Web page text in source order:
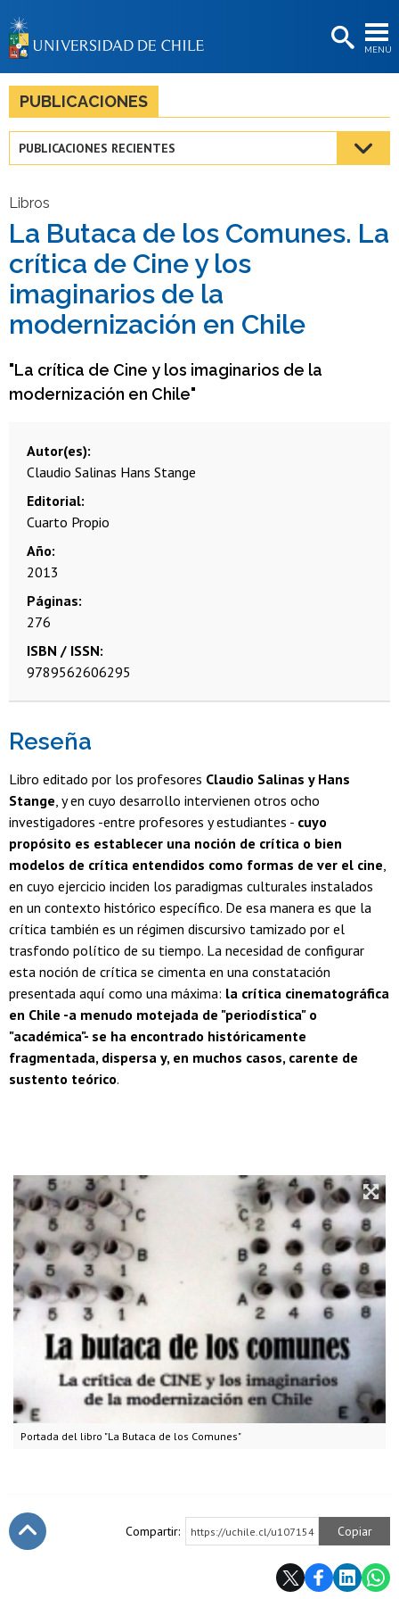
MENÚ
BIBLIOTECAS
LA UNIVERSIDAD
Estudiantes
Funcionarias/os
Egresadas/os
PUBLICACIONES
PUBLICACIONES RECIENTES
Libros
La Butaca de los Comunes. La
crítica de Cine y los
imaginarios de la
modernización en Chile
"La crítica de Cine y los imaginarios de la
modernización en Chile"
Portada del libro "La Butaca de los Comunes"
Autor(es)
Claudio Salinas Hans Stange
Editorial
Cuarto Propio
Año
2013
Páginas
276
ISBN / ISSN
9789562606295
Reseña
Libro editado por los profesores Claudio Salinas y Hans
Stange, y en cuyo desarrollo intervienen otros ocho
investigadores -entre profesores y estudiantes - cuyo
propósito es establecer una noción de crítica o bien
modelos de crítica entendidos como formas de ver el cine,
en cuyo ejercicio inciden los paradigmas culturales instalados
en un contexto histórico específico. De esa manera es que la
crítica también es un régimen discursivo tamizado por el
trasfondo político de su tiempo. La necesidad de configurar
esta noción de crítica se cimenta en una constatación
presentada aquí como una máxima: la crítica cinematográfica
en Chile -a menudo motejada de "periodística" o
"académica"- se ha encontrado históricamente
fragmentada, dispersa y, en muchos casos, carente de
sustento teórico.
Compartir: https://uchile.cl/u107154 Copiar